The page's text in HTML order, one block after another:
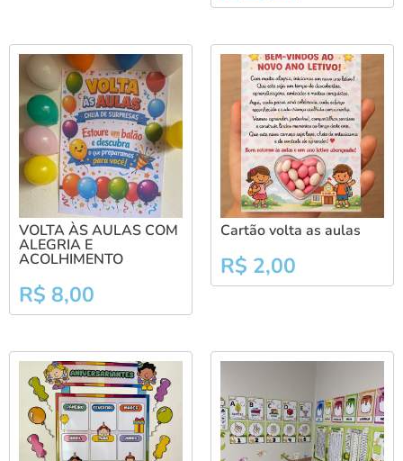
VOLTA ÀS AULAS COM
ALEGRIA E
ACOLHIMENTO
R$ 8,00
Cartão volta as aulas
R$ 2,00